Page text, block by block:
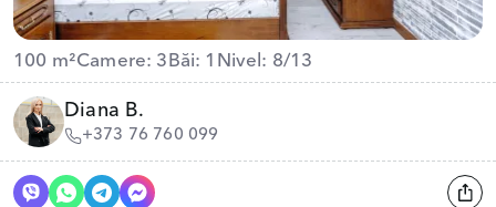
100 m²Camere: 3 Băi: 1 Nivel: 8/13
Diana B.
+373 76 760 099